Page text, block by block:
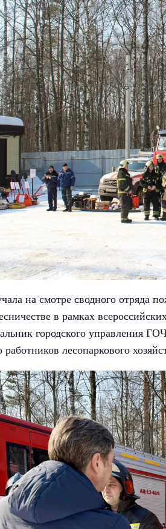
на смотре сводного отряда
в рамках
городского управления
работников лесопаркового